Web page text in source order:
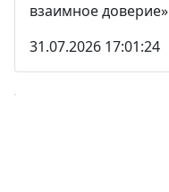
взаимное доверие»
31.07.2026 17:01:24